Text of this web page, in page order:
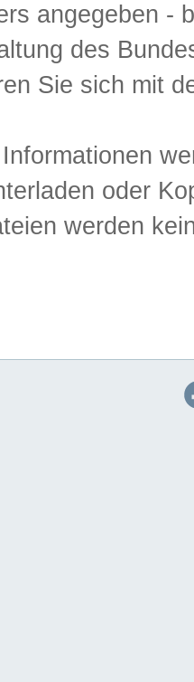
angegeben -
des
Sie sich mit
oder
werden